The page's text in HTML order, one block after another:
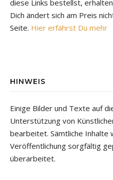
diese Links bestellst,
Dich ändert sich am Preis
Seite. Hier erfährst Du mehr
HINWEIS
Einige Bilder und Texte auf
Unterstützung von
bearbeitet. Sämtliche Inhalte
Veröffentlichung sorgfältig
überarbeitet.